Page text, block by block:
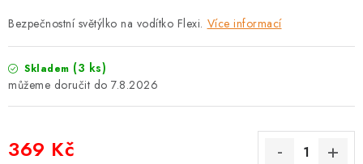
Podmínky ochrany osobních údajů
FAQ
Bezpečnostní světýlko na vodítko Flexi. Více informací
Skladem (3 ks)
7.8.2026
369 Kč